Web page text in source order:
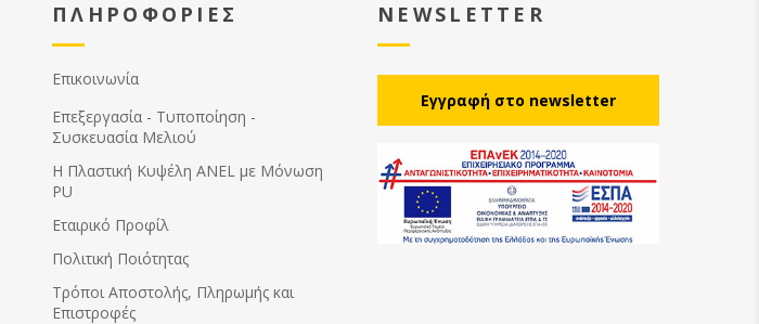
ΠΛΗΡΟΦΟΡΙΕΣ
Επικοινωνία
Επεξεργασία - Τυποποίηση -
Συσκευασία Μελιού
Η Πλαστική Κυψέλη ANEL με Μόνωση
PU
Εταιρικό Προφίλ
Πολιτική Ποιότητας
Τρόποι Αποστολής, Πληρωμής και
Επιστροφές
NEWSLETTER
Eγγραφή στο newsletter